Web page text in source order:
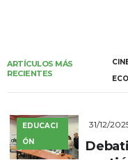
ARTÍCULOS MÁS
RECIENTES
EDUCACI
ÓN
31/12/